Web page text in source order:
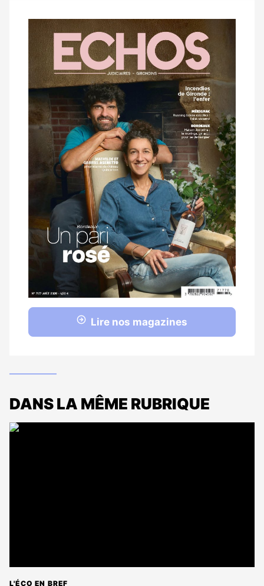
aux
abonnés
Notre
dernier
magazine
Lire nos magazines
DANS LA MÊME RUBRIQUE
L'ÉCO EN BREF